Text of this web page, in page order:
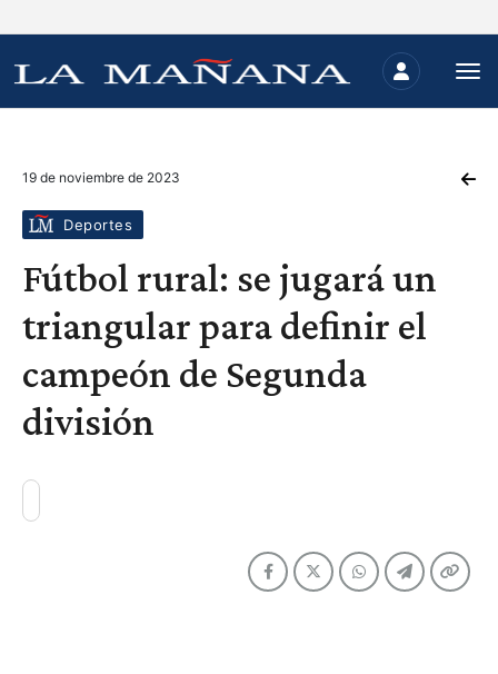
19 de noviembre de 2023
Deportes
Fútbol rural: se jugará un
triangular para definir el
campeón de Segunda
división